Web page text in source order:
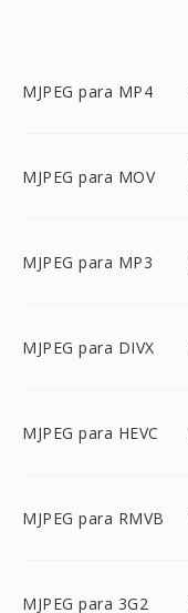
MJPEG para MP4
MJPEG para MOV
MJPEG para MP3
MJPEG para DIVX
MJPEG para HEVC
MJPEG para RMVB
MJPEG para 3G2